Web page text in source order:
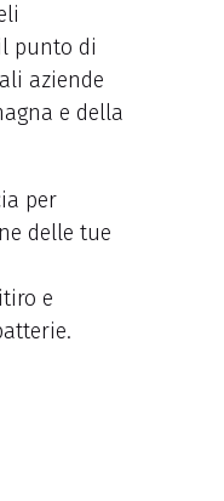
punto di
aziende
e della
per
delle tue
e